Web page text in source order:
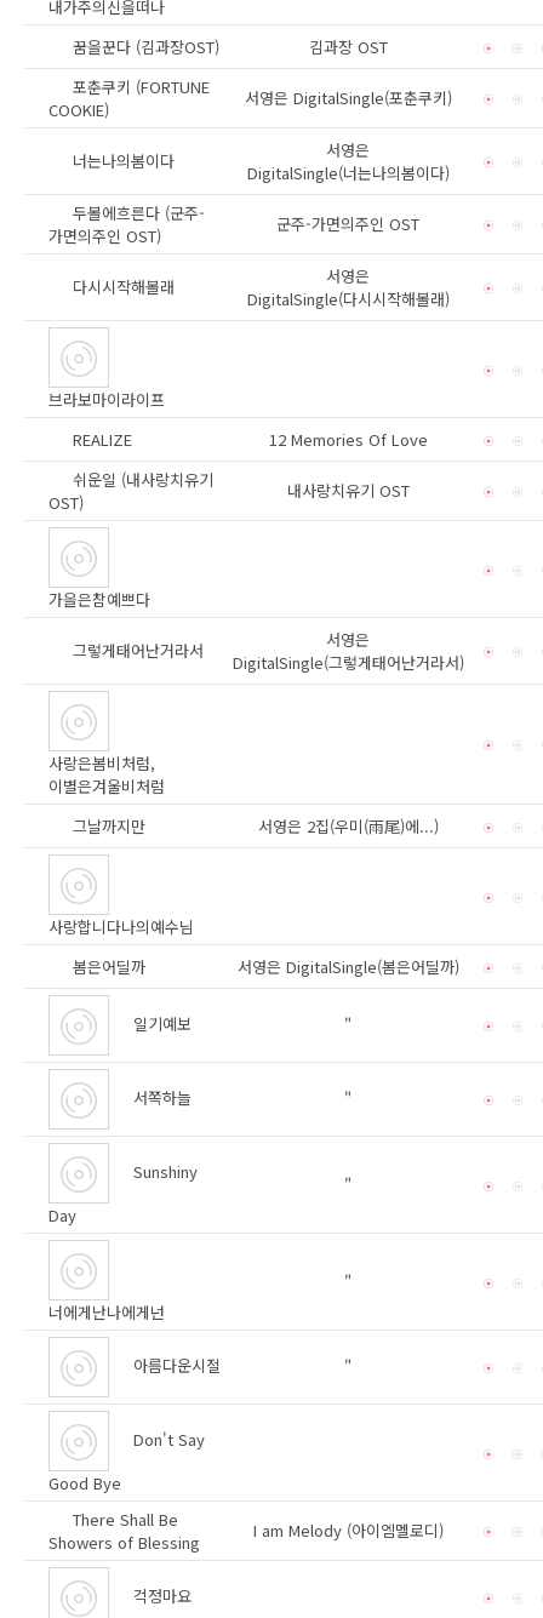
내가주의신을떠나
꿈을꾼다 (김과장OST)
김과장 OST
포춘쿠키 (FORTUNE
COOKIE)
서영은 DigitalSingle(포춘쿠키)
너는나의봄이다
서영은
DigitalSingle(너는나의봄이다)
두볼에흐른다 (군주-
가면의주인 OST)
군주-가면의주인 OST
다시시작해볼래
서영은
DigitalSingle(다시시작해볼래)
브라보마이라이프
REALIZE
12 Memories Of Love
쉬운일 (내사랑치유기
OST)
내사랑치유기 OST
가을은참예쁘다
그렇게태어난거라서
서영은
DigitalSingle(그렇게태어난거라서)
사랑은봄비처럼,
이별은겨울비처럼
그날까지만
서영은 2집(우미(雨尾)에...)
사랑합니다나의예수님
봄은어딜까
서영은 DigitalSingle(봄은어딜까)
일기예보 "
서쪽하늘 "
Sunshiny
Day
"
너에게난나에게넌
"
아름다운시절 "
Don't Say
Good Bye
There Shall Be
Showers of Blessing
I am Melody (아이엠멜로디)
걱정마요